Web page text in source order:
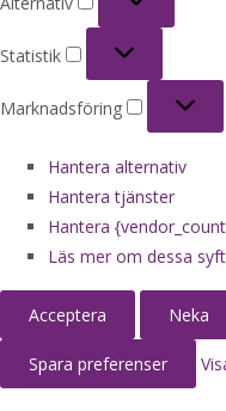
Statistik
Marknadsföring
Hantera alternativ
Hantera tjänster
Hantera
Läs mer om dessa
Acceptera Neka
Spara preferenser